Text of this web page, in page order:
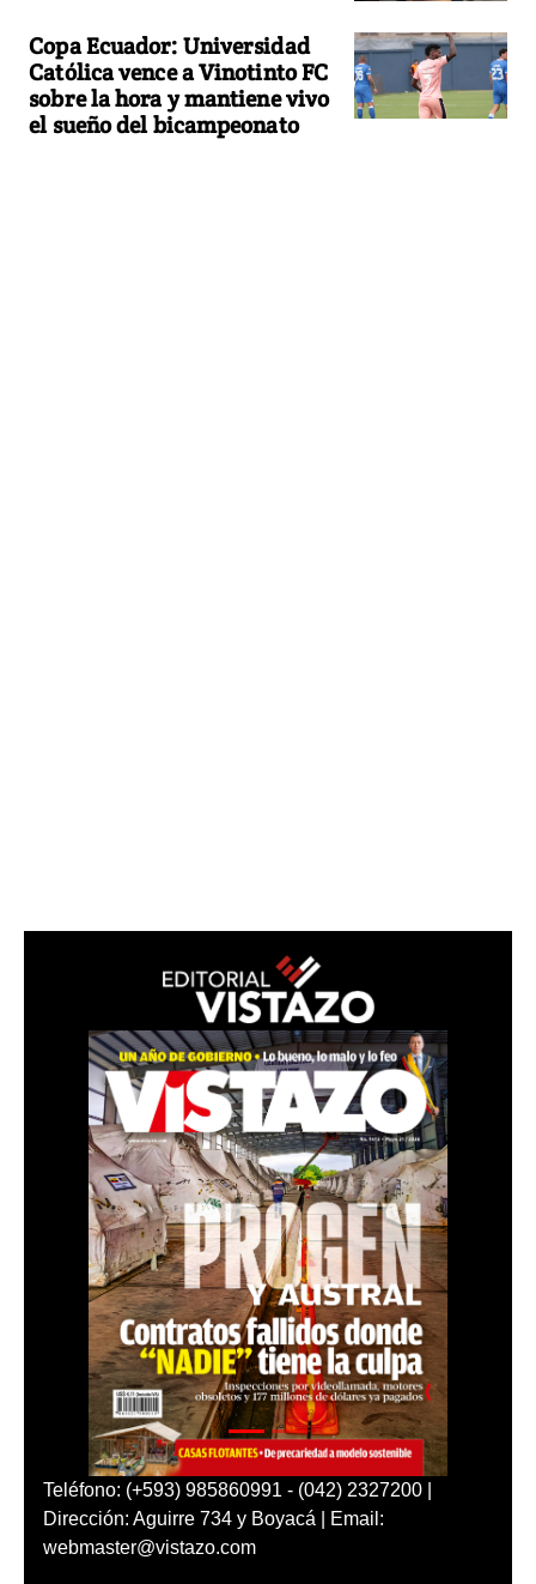
Copa Ecuador: Universidad
Católica vence a Vinotinto FC
sobre la hora y mantiene vivo
el sueño del bicampeonato
Teléfono: (+593) 985860991 - (042) 2327200 |
Dirección: Aguirre 734 y Boyacá | Email:
webmaster@vistazo.com